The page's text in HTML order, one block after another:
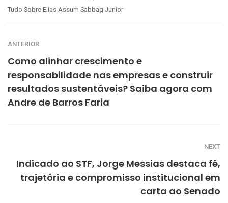
Tudo Sobre Elias Assum Sabbag Junior
ANTERIOR
Como alinhar crescimento e
responsabilidade nas empresas e construir
resultados sustentáveis? Saiba agora com
Andre de Barros Faria
NEXT
Indicado ao STF, Jorge Messias destaca fé,
trajetória e compromisso institucional em
carta ao Senado